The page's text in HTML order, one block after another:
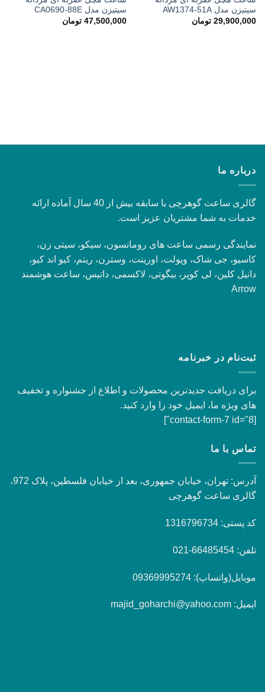
سیتیزن مدل AW1374-51A
29,900,000 تومان
سیتیزن مدل CA0690-88E
47,500,000 تومان
درباره ما
گالری ساعت گوهرچی با سابقه بیش از 40 سال آماده ارائه
خدمات به شما مشتریان عزیز است.
نمایندگی رسمی ساعت های رومانسون، سیکو، سیتی زن،
کاسیو، جی شاک، ویولت، اورینت، وسترن، ریتم، کیو اند کیو،
دانیل کلین، لی کوپر، بیگوتی، لاکسمی، داتیس، ساعت هوشمند
Arrow
ثبت‌نام در خبرنامه
برای دریافت جدیدترین محصولات و اطلاع از جشنواره و تخفیف
های ویژه ما، ایمیل خود را وارد کنید.
[contact-form-7 id="8"]
تماس با ما
آدرس: تهران، خیابان جمهوری، بعد از خیابان فلسطین، پلاک 972،
گالری ساعت گوهرچی
کد پستی: 1316796734
تلفن: 66485454-021
موبایل(واتساپ): 09369995274
ایمیل: majid_goharchi@yahoo.com